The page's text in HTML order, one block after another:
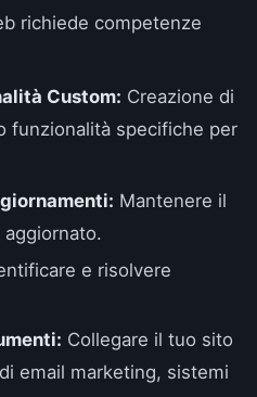
richiede competenze
Custom: Creazione di
funzionalità specifiche per
Mantenere il
e risolvere
Collegare il tuo sito
email marketing, sistemi